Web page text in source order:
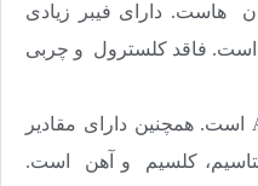
هاست. دارای فیبر زیادی
فاقد کلسترول و چربی
است. همچنین دارای مقادیر
کلسیم و آهن است.